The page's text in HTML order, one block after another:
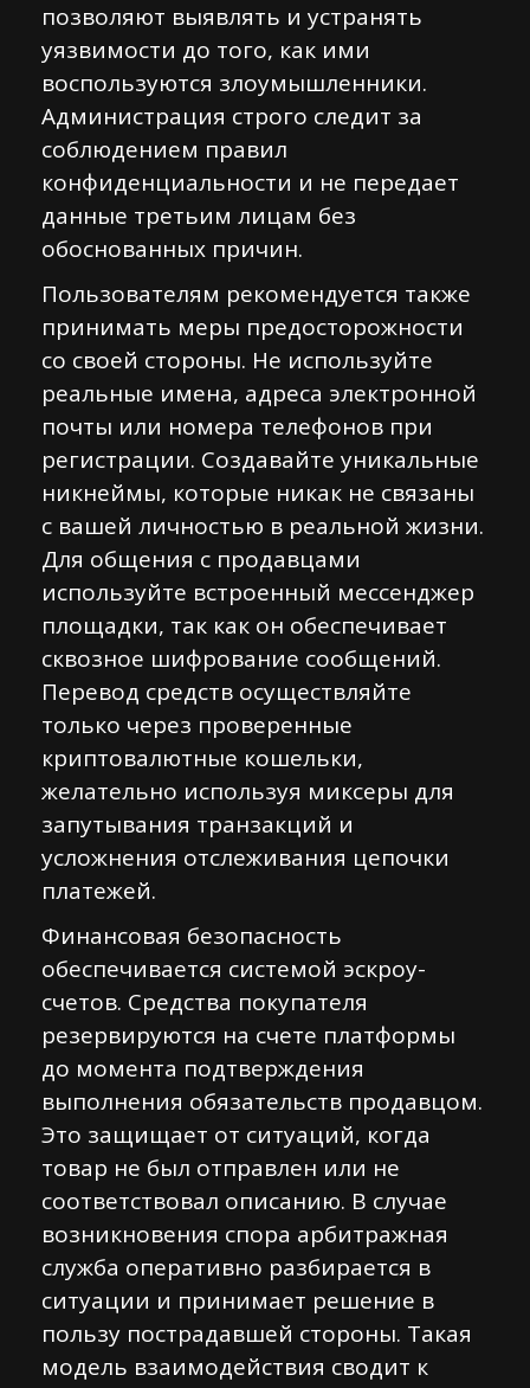
позволяют выявлять и устранять
уязвимости до того, как ими
воспользуются злоумышленники.
Администрация строго следит за
соблюдением правил
конфиденциальности и не передает
данные третьим лицам без
обоснованных причин.
Пользователям рекомендуется также
принимать меры предосторожности
со своей стороны. Не используйте
реальные имена, адреса электронной
почты или номера телефонов при
регистрации. Создавайте уникальные
никнеймы, которые никак не связаны
с вашей личностью в реальной жизни.
Для общения с продавцами
используйте встроенный мессенджер
площадки, так как он обеспечивает
сквозное шифрование сообщений.
Перевод средств осуществляйте
только через проверенные
криптовалютные кошельки,
желательно используя миксеры для
запутывания транзакций и
усложнения отслеживания цепочки
платежей.
Финансовая безопасность
обеспечивается системой эскроу-
счетов. Средства покупателя
резервируются на счете платформы
до момента подтверждения
выполнения обязательств продавцом.
Это защищает от ситуаций, когда
товар не был отправлен или не
соответствовал описанию. В случае
возникновения спора арбитражная
служба оперативно разбирается в
ситуации и принимает решение в
пользу пострадавшей стороны. Такая
модель взаимодействия сводит к